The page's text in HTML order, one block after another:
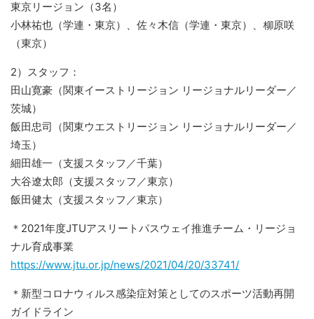
東京リージョン（3名）
小林祐也（学連・東京）、佐々木信（学連・東京）、柳原咲
（東京）
2）スタッフ：
田山寛豪（関東イーストリージョン リージョナルリーダー／
茨城）
飯田忠司（関東ウエストリージョン リージョナルリーダー／
埼玉）
細田雄一（支援スタッフ／千葉）
大谷遼太郎（支援スタッフ／東京）
飯田健太（支援スタッフ／東京）
＊2021年度JTUアスリートパスウェイ推進チーム・リージョ
ナル育成事業
https://www.jtu.or.jp/news/2021/04/20/33741/
＊新型コロナウィルス感染症対策としてのスポーツ活動再開
ガイドライン